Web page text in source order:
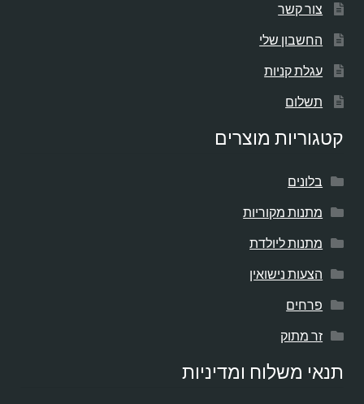
צור קשר
החשבון שלי
עגלת קניות
תשלום
קטגוריות מוצרים
בלונים
מתנות מקוריות
מתנות ליולדת
הצעות נישואין
פרחים
זר מתוק
תנאי משלוח ומדיניות